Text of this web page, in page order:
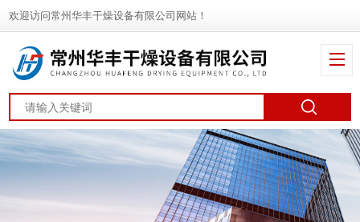
欢迎访问常州华丰干燥设备有限公司网站！